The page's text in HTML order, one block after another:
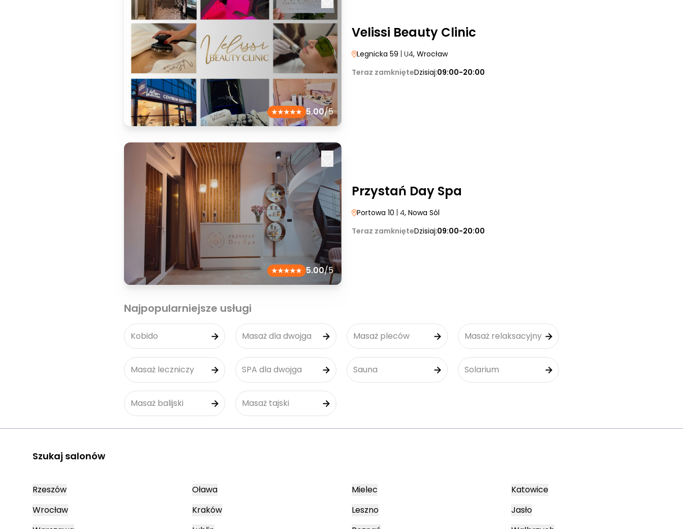
5.00/5
Velissi Beauty Clinic
Legnicka 59 | U4, Wrocław
Teraz zamknięteDzisiaj:09:00-20:00
5.00/5
Przystań Day Spa
Portowa 10 | 4, Nowa Sól
Teraz zamknięteDzisiaj:09:00-20:00
Najpopularniejsze usługi
Kobido Masaż dla dwojga Masaż pleców Masaż relaksacyjny
Masaż leczniczy SPA dla dwojga Sauna Solarium
Masaż balijski Masaż tajski
Szukaj salonów
Rzeszów
Wrocław
Oława
Kraków
Mielec
Leszno
Katowice
Jasło